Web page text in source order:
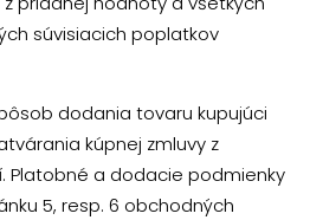
súvisiacich poplatkov
dodania tovaru kupujúci
kúpnej zmluvy z
Platobné a dodacie podmienky
5, resp. 6 obchodných